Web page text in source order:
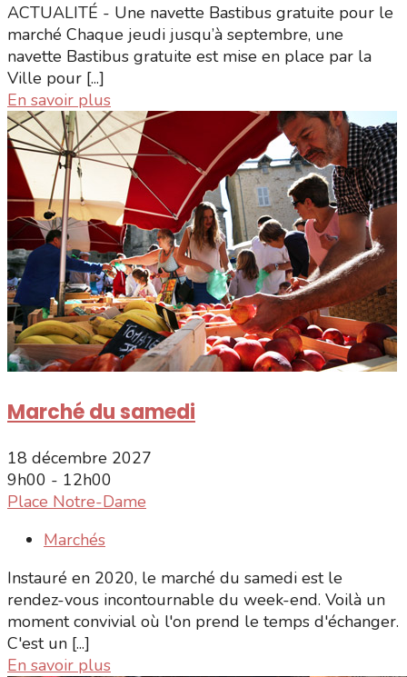
ACTUALITÉ - Une navette Bastibus gratuite pour le
marché Chaque jeudi jusqu’à septembre, une
navette Bastibus gratuite est mise en place par la
Ville pour [...]
En savoir plus
Marché du samedi
18 décembre 2027
9h00 - 12h00
Place Notre-Dame
Marchés
Instauré en 2020, le marché du samedi est le
rendez-vous incontournable du week-end. Voilà un
moment convivial où l'on prend le temps d'échanger.
C'est un [...]
En savoir plus